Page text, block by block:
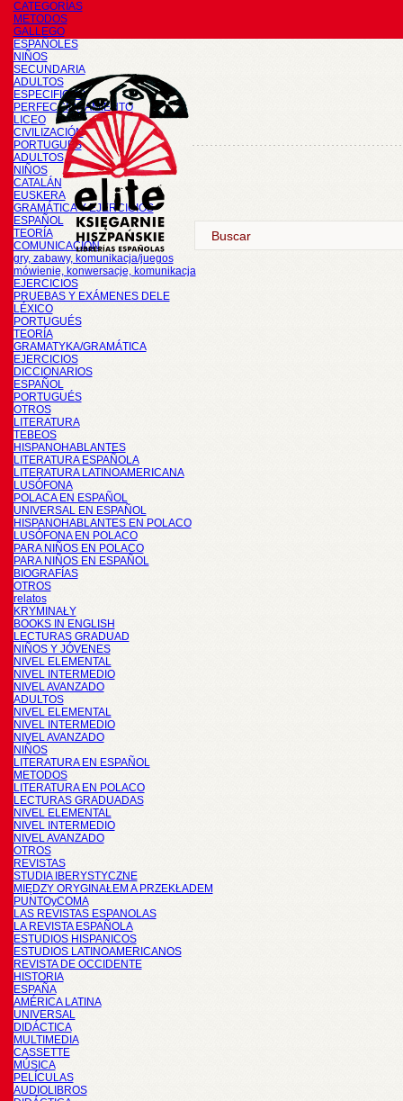
CATEGORÍAS
METODOS
GALLEGO
ESPAÑOLES
NIÑOS
SECUNDARIA
ADULTOS
ESPECIFICOS
PERFECCIONAMIENTO
LICEO
CIVILIZACIÓN
PORTUGUÉS
ADULTOS
NIÑOS
CATALÁN
EUSKERA
GRAMÁTICA Y EJERCICIOS
ESPAÑOL
TEORÍA
COMUNICACIÓN
gry, zabawy, komunikacja/juegos
mówienie, konwersacje, komunikacja
EJERCICIOS
PRUEBAS Y EXÁMENES DELE
LÉXICO
PORTUGUÉS
TEORÍA
GRAMATYKA/GRAMÁTICA
EJERCICIOS
DICCIONARIOS
ESPAÑOL
PORTUGUÉS
OTROS
LITERATURA
TEBEOS
HISPANOHABLANTES
LITERATURA ESPAÑOLA
LITERATURA LATINOAMERICANA
LUSÓFONA
POLACA EN ESPAÑOL
UNIVERSAL EN ESPAÑOL
HISPANOHABLANTES EN POLACO
LUSÓFONA EN POLACO
PARA NIÑOS EN POLACO
PARA NIÑOS EN ESPAÑOL
BIOGRAFÍAS
OTROS
relatos
KRYMINAŁY
BOOKS IN ENGLISH
LECTURAS GRADUAD
NIÑOS Y JÓVENES
NIVEL ELEMENTAL
NIVEL INTERMEDIO
NIVEL AVANZADO
ADULTOS
NIVEL ELEMENTAL
NIVEL INTERMEDIO
NIVEL AVANZADO
NIÑOS
LITERATURA EN ESPAÑOL
METODOS
LITERATURA EN POLACO
LECTURAS GRADUADAS
NIVEL ELEMENTAL
NIVEL INTERMEDIO
NIVEL AVANZADO
OTROS
REVISTAS
STUDIA IBERYSTYCZNE
MIĘDZY ORYGINAŁEM A PRZEKŁADEM
PUNTOyCOMA
LAS REVISTAS ESPANOLAS
LA REVISTA ESPAÑOLA
ESTUDIOS HISPANICOS
ESTUDIOS LATINOAMERICANOS
REVISTA DE OCCIDENTE
HISTORIA
ESPAÑA
AMÉRICA LATINA
UNIVERSAL
DIDÁCTICA
MULTIMEDIA
CASSETTE
MÚSICA
PELÍCULAS
AUDIOLIBROS